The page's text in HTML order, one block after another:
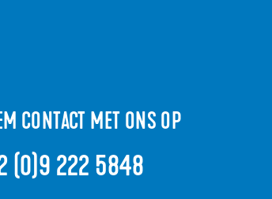
CONTACT MET ONS OP
(0)9 222 5848